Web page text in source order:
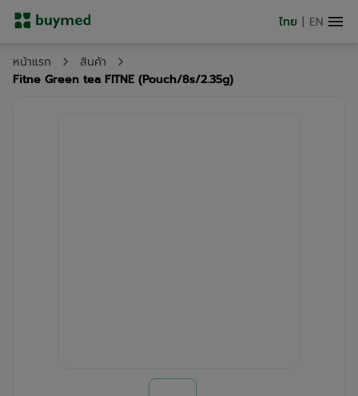
ไทย | EN
หน้าแรก
สินค้า
Fitne Green tea FITNE (Pouch/8s/2.35g)